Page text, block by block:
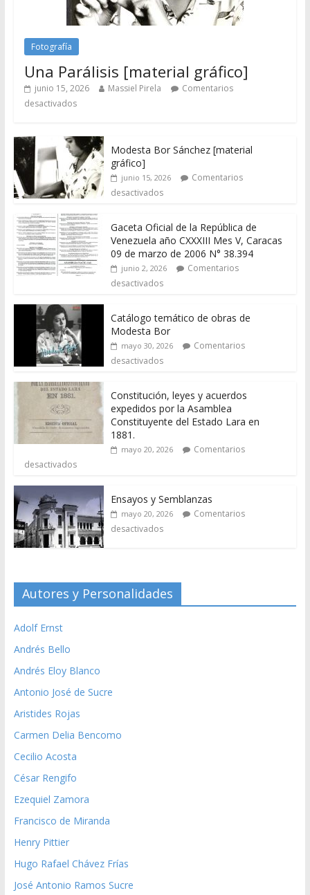
Fotografía
Una Parálisis [material gráfico]
junio 15, 2026 Massiel Pirela
Comentarios
desactivados
Modesta Bor Sánchez [material
gráfico]
junio 15, 2026
Comentarios
desactivados
Gaceta Oficial de la República de
Venezuela año CXXXIII Mes V, Caracas
09 de marzo de 2006 N° 38.394
junio 2, 2026
Comentarios
desactivados
Catálogo temático de obras de
Modesta Bor
mayo 30, 2026
Comentarios
desactivados
Constitución, leyes y acuerdos
expedidos por la Asamblea
Constituyente del Estado Lara en
1881.
mayo 20, 2026
Comentarios
desactivados
Ensayos y Semblanzas
mayo 20, 2026
Comentarios
desactivados
Autores y Personalidades
Adolf Ernst
Andrés Bello
Andrés Eloy Blanco
Antonio José de Sucre
Aristides Rojas
Carmen Delia Bencomo
Cecilio Acosta
César Rengifo
Ezequiel Zamora
Francisco de Miranda
Henry Pittier
Hugo Rafael Chávez Frías
José Antonio Ramos Sucre